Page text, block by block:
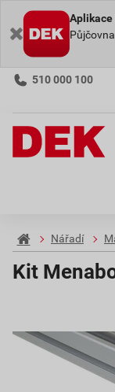
Aplikace
510 000 100
Nářadí
Kit